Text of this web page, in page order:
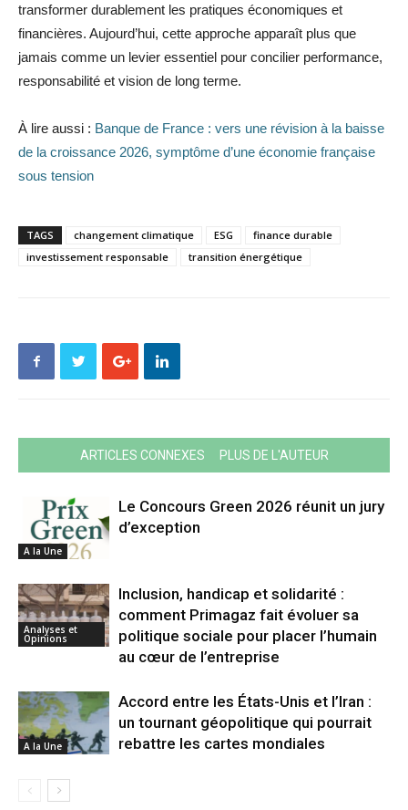
transformer durablement les pratiques économiques et
financières. Aujourd’hui, cette approche apparaît plus que
jamais comme un levier essentiel pour concilier performance,
responsabilité et vision de long terme.
À lire aussi : Banque de France : vers une révision à la baisse
de la croissance 2026, symptôme d’une économie française
sous tension
TAGS changement climatique ESG
finance durable
investissement responsable
transition énergétique
ARTICLES CONNEXES PLUS DE L'AUTEUR
A la Une
Le Concours Green 2026 réunit un jury
d’exception
Analyses et
Opinions
Inclusion, handicap et solidarité :
comment Primagaz fait évoluer sa
politique sociale pour placer l’humain
au cœur de l’entreprise
A la Une
Accord entre les États-Unis et l’Iran :
un tournant géopolitique qui pourrait
rebattre les cartes mondiales